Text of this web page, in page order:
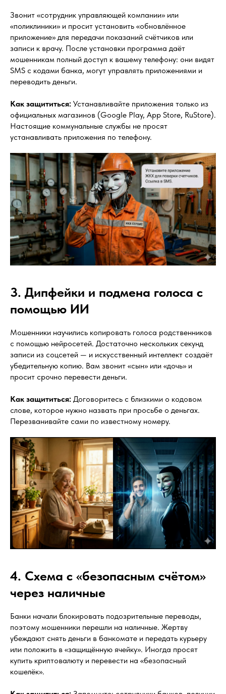
Звонит «сотрудник управляющей компании» или
«поликлиники» и просит установить «обновлённое
приложение» для передачи показаний счётчиков или
записи к врачу. После установки программа даёт
мошенникам полный доступ к вашему телефону: они видят
SMS с кодами банка, могут управлять приложениями и
переводить деньги.
Как защититься: Устанавливайте приложения только из
официальных магазинов (Google Play, App Store, RuStore).
Настоящие коммунальные службы не просят
устанавливать приложения по телефону.
3. Дипфейки и подмена голоса с
помощью ИИ
Мошенники научились копировать голоса родственников
с помощью нейросетей. Достаточно нескольких секунд
записи из соцсетей — и искусственный интеллект создаёт
убедительную копию. Вам звонит «сын» или «дочь» и
просит срочно перевести деньги.
Как защититься: Договоритесь с близкими о кодовом
слове, которое нужно назвать при просьбе о деньгах.
Перезванивайте сами по известному номеру.
4. Схема с «безопасным счётом»
через наличные
Банки начали блокировать подозрительные переводы,
поэтому мошенники перешли на наличные. Жертву
убеждают снять деньги в банкомате и передать курьеру
или положить в «защищённую ячейку». Иногда просят
купить криптовалюту и перевести на «безопасный
кошелёк».